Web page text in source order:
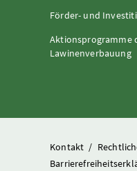
Förder- und
Aktionsprogramme
Lawinenverbauung
Kontakt /